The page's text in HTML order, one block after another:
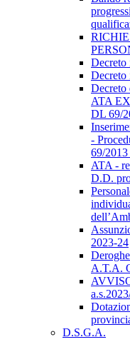
Decreto
Decreto
Decreto
ATA
DL 69/
-
69/2013
ATA -
D.D.
2023-24
A.T.A.
D.S.G.A.